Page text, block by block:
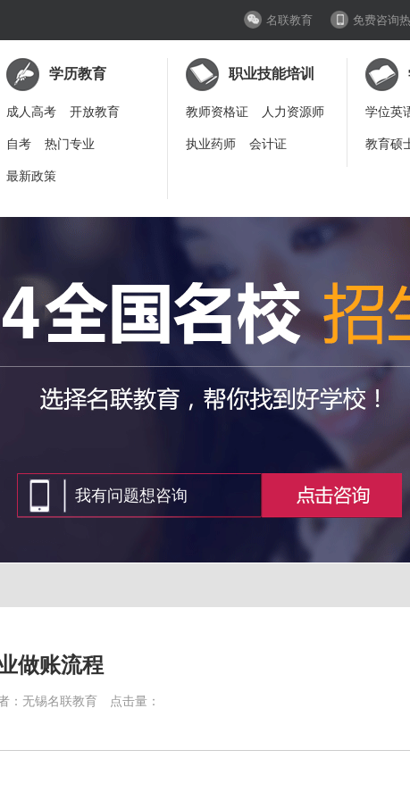
名联教育 免费咨询
学历教育
成人高考 开放教育
自考 热门专业
最新政策
职业技能培训
教师资格证 人力资源师
执业药师 会计证
学位英
教育硕
做账流程
：无锡名联教育 点击量：